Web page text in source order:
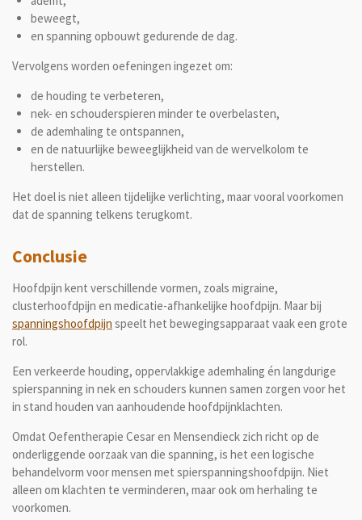
beweegt,
en spanning opbouwt gedurende de dag.
Vervolgens worden oefeningen ingezet om:
de houding te verbeteren,
nek- en schouderspieren minder te overbelasten,
de ademhaling te ontspannen,
en de natuurlijke beweeglijkheid van de wervelkolom te
herstellen.
Het doel is niet alleen tijdelijke verlichting, maar vooral voorkomen
dat de spanning telkens terugkomt.
Conclusie
Hoofdpijn kent verschillende vormen, zoals migraine,
clusterhoofdpijn en medicatie-afhankelijke hoofdpijn. Maar bij
spanningshoofdpijn speelt het bewegingsapparaat vaak een grote
rol.
Een verkeerde houding, oppervlakkige ademhaling én langdurige
spierspanning in nek en schouders kunnen samen zorgen voor het
in stand houden van aanhoudende hoofdpijnklachten.
Omdat Oefentherapie Cesar en Mensendieck zich richt op de
onderliggende oorzaak van die spanning, is het een logische
behandelvorm voor mensen met spierspanningshoofdpijn. Niet
alleen om klachten te verminderen, maar ook om herhaling te
voorkomen.